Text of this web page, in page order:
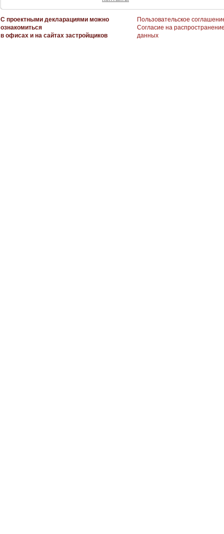
С проектными декларациями можно
ознакомиться
в офисах и на сайтах застройщиков
Пользовательское
Согласие на
данных